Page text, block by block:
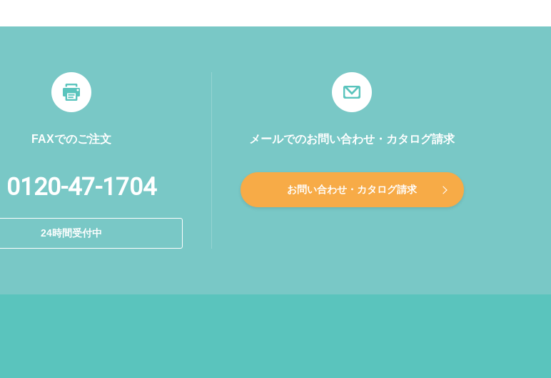
FAXでのご注文
0120-47-1704
24時間受付中
メールでのお問い合わせ・カタログ請求
お問い合わせ・カタログ請求